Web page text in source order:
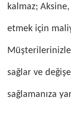
kalmaz;
etmek için
sağlar ve
sağlamanıza